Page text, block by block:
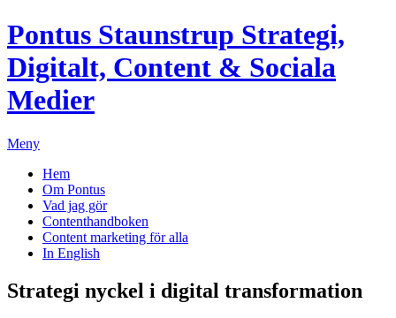
Pontus Staunstrup Strategi,
Digitalt, Content & Sociala
Medier
Meny
Hem
Om Pontus
Vad jag gör
Contenthandboken
Content marketing för alla
In English
Strategi nyckel i digital transformation